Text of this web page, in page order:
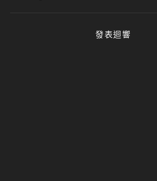
發表迴響